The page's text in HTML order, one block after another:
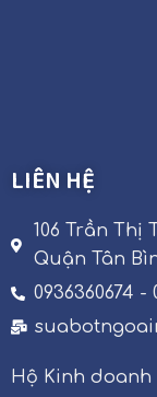
LIÊN HỆ
106 Trần Thị
Quận Tân
0936360674 -
Hộ Kinh doanh